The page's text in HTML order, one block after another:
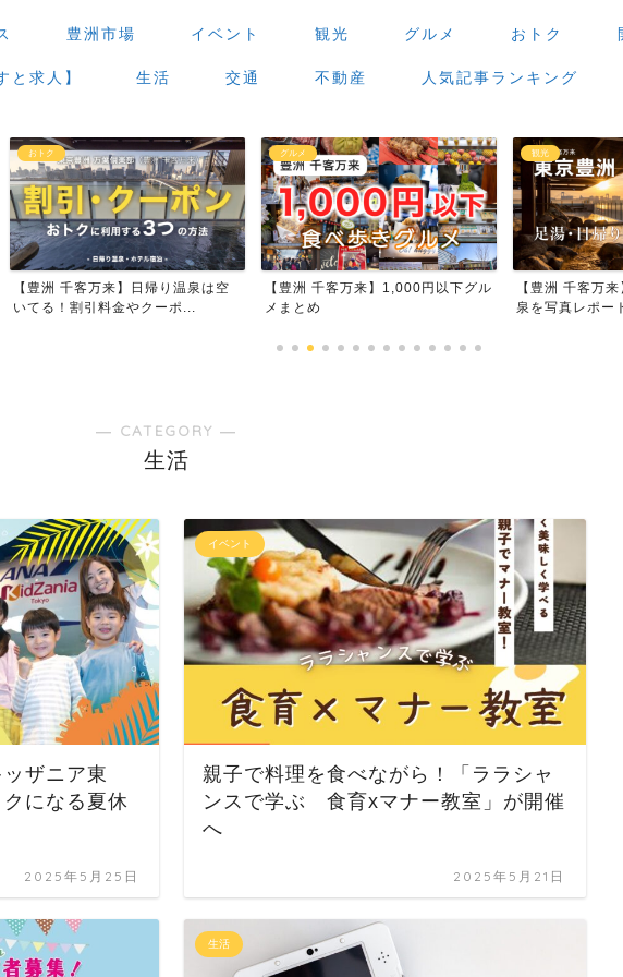
豊洲市場 イベント 観光 グルメ おトク
と求人】 生活 交通 不動産 人気記事ランキング
おトク
【豊洲 千客万来】日帰り温泉は空
いてる！割引料金やクーポ...
グルメ
【豊洲 千客万来】1,000円以下グル
メまとめ
観光
【豊洲 千客万
泉を写真レポー
― CATEGORY ―
生活
ザニア東
になる夏休
2025年5月25日
イベント
親子で料理を食べながら！「ララシャ
ンスで学ぶ 食育xマナー教室」が開催
へ
2025年5月21日
生活